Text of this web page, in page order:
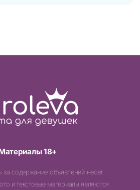
18+
за содержание объявлений несет
и текстовые материалы являются